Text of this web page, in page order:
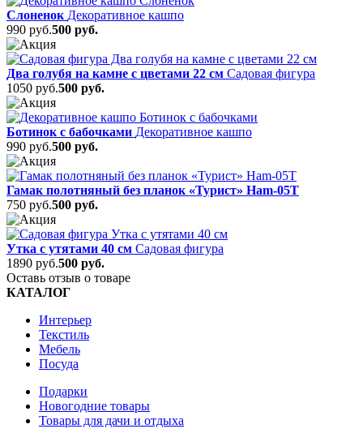
Слоненок Декоративное кашпо
990 руб.500 руб.
Два голубя на камне с цветами 22 см Садовая фигура
1050 руб.500 руб.
Ботинок с бабочками Декоративное кашпо
990 руб.500 руб.
Гамак полотняный без планок «Турист» Ham-05T
750 руб.500 руб.
Утка с утятами 40 см Садовая фигура
1890 руб.500 руб.
Оставь отзыв о товаре
КАТАЛОГ
Интерьер
Текстиль
Мебель
Посуда
Подарки
Новогодние товары
Товары для дачи и отдыха